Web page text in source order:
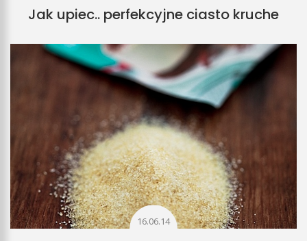
Jak upiec.. perfekcyjne ciasto kruche
16.06.14